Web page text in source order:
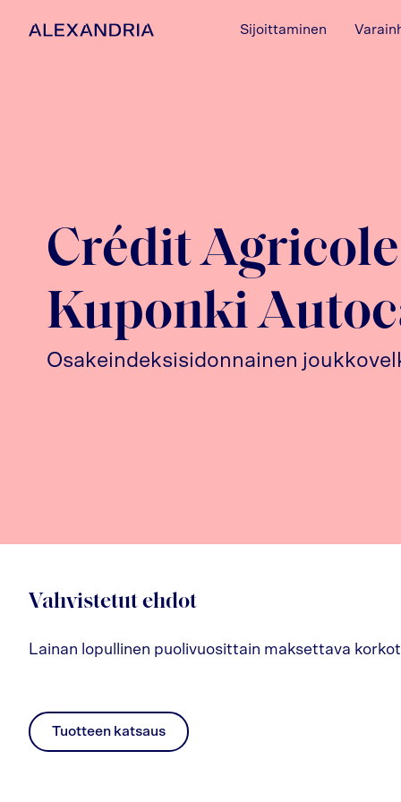
Etusivulle
Sijoittaminen
Crédit Agricole
Kuponki
Osakeindeksisidonnainen
Vahvistetut ehdot
Lainan lopullinen puolivuosittain maksettava
Tuotteen katsaus
pdf